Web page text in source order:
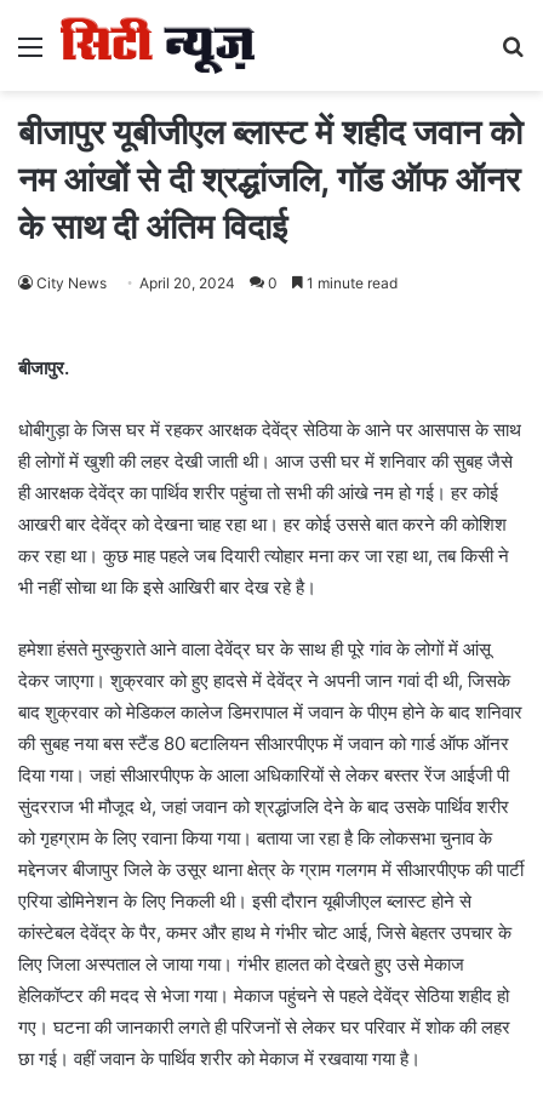
Menu
बीजापुर यूबीजीएल ब्लास्ट में शहीद जवान को
नम आंखों से दी श्रद्धांजलि, गॉड ऑफ ऑनर
के साथ दी अंतिम विदाई
City News April 20, 2024 0 1 minute read
बीजापुर.
धोबीगुड़ा के जिस घर में रहकर आरक्षक देवेंद्र सेठिया के आने पर आसपास के साथ
ही लोगों में खुशी की लहर देखी जाती थी। आज उसी घर में शनिवार की सुबह जैसे
ही आरक्षक देवेंद्र का पार्थिव शरीर पहुंचा तो सभी की आंखे नम हो गई। हर कोई
आखरी बार देवेंद्र को देखना चाह रहा था। हर कोई उससे बात करने की कोशिश
कर रहा था। कुछ माह पहले जब दियारी त्योहार मना कर जा रहा था, तब किसी ने
भी नहीं सोचा था कि इसे आखिरी बार देख रहे है।
हमेशा हंसते मुस्कुराते आने वाला देवेंद्र घर के साथ ही पूरे गांव के लोगों में आंसू
देकर जाएगा। शुक्रवार को हुए हादसे में देवेंद्र ने अपनी जान गवां दी थी, जिसके
बाद शुक्रवार को मेडिकल कालेज डिमरापाल में जवान के पीएम होने के बाद शनिवार
की सुबह नया बस स्टैंड 80 बटालियन सीआरपीएफ में जवान को गार्ड ऑफ ऑनर
दिया गया। जहां सीआरपीएफ के आला अधिकारियों से लेकर बस्तर रेंज आईजी पी
सुंदरराज भी मौजूद थे, जहां जवान को श्रद्धांजलि देने के बाद उसके पार्थिव शरीर
को गृहग्राम के लिए रवाना किया गया। बताया जा रहा है कि लोकसभा चुनाव के
मद्देनजर बीजापुर जिले के उसूर थाना क्षेत्र के ग्राम गलगम में सीआरपीएफ की पार्टी
एरिया डोमिनेशन के लिए निकली थी। इसी दौरान यूबीजीएल ब्लास्ट होने से
कांस्टेबल देवेंद्र के पैर, कमर और हाथ मे गंभीर चोट आई, जिसे बेहतर उपचार के
लिए जिला अस्पताल ले जाया गया। गंभीर हालत को देखते हुए उसे मेकाज
हेलिकॉप्टर की मदद से भेजा गया। मेकाज पहुंचने से पहले देवेंद्र सेठिया शहीद हो
गए। घटना की जानकारी लगते ही परिजनों से लेकर घर परिवार में शोक की लहर
छा गई। वहीं जवान के पार्थिव शरीर को मेकाज में रखवाया गया है।